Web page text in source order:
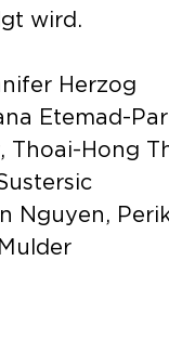
wird.
Herzog
Etemad-
Hong
Nguyen,